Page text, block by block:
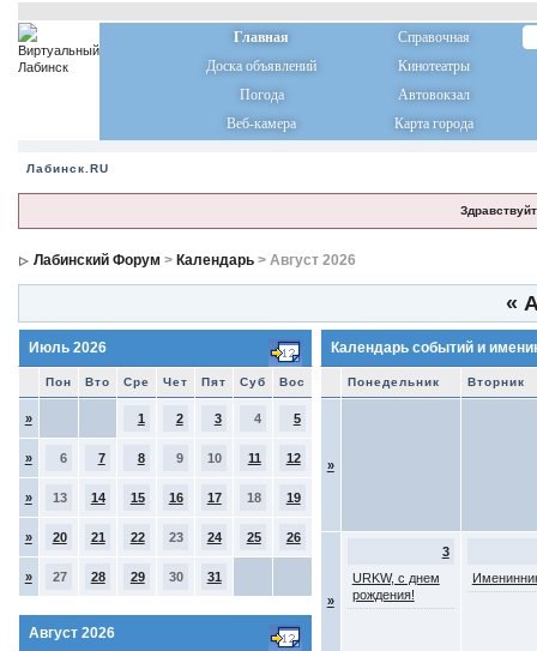
Главная
Справочная
Доска объявлений
Кинотеатры
Погода
Автовокзал
Веб-камера
Карта города
Лабинск.RU
Лабинский Форум > Календарь> Август 2026
«
Июль 2026
Пон Вто Сре Чет Пят Суб Вос
» 1 2 3 4 5
» 6 7 8 9 10 11 12
» 13 14 15 16 17 18 19
» 20 21 22 23 24 25 26
» 27 28 29 30 31
Август 2026
Календарь событий и
Понедельник Вторник
»
»
3
URKW, с днем
рождения!